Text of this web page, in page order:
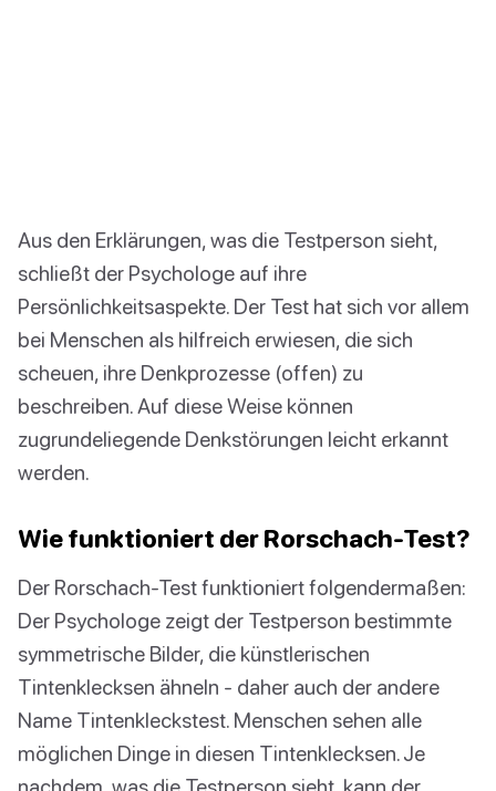
Aus den Erklärungen, was die Testperson sieht,
schließt der Psychologe auf ihre
Persönlichkeitsaspekte. Der Test hat sich vor allem
bei Menschen als hilfreich erwiesen, die sich
scheuen, ihre Denkprozesse (offen) zu
beschreiben. Auf diese Weise können
zugrundeliegende Denkstörungen leicht erkannt
werden.
Wie funktioniert der Rorschach-Test?
Der Rorschach-Test funktioniert folgendermaßen:
Der Psychologe zeigt der Testperson bestimmte
symmetrische Bilder, die künstlerischen
Tintenklecksen ähneln - daher auch der andere
Name Tintenkleckstest. Menschen sehen alle
möglichen Dinge in diesen Tintenklecksen. Je